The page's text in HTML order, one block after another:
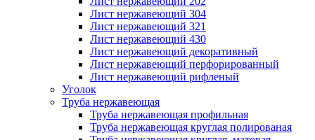
Лист нержавеющий 304
Лист нержавеющий 321
Лист нержавеющий 430
Лист нержавеющий декоративный
Лист нержавеющий перфорированный
Лист нержавеющий рифленый
Уголок
Труба нержавеющая
Труба нержавеющая профильная
Труба нержавеющая круглая полированая